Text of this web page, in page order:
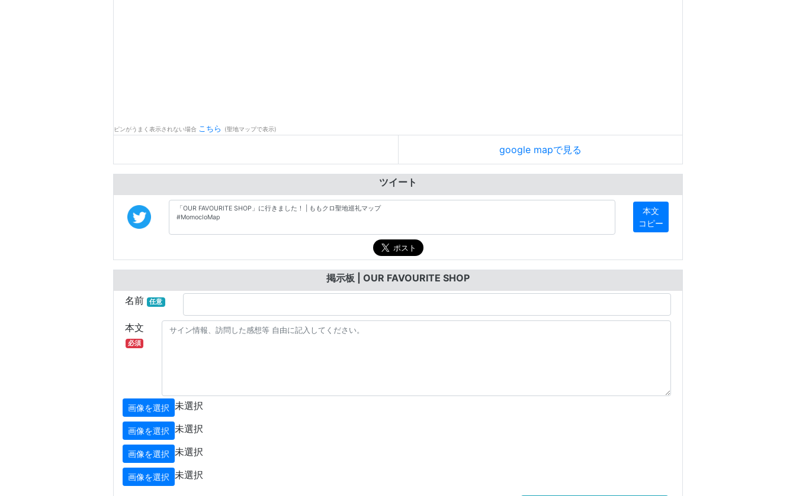
ピンがうまく表示されない場合 こちら (聖地マップで表示)
google mapで見る
ツイート
本文
コピー
掲示板 | OUR FAVOURITE SHOP
名前
任意
本文
必須
画像を選択 未選択
画像を選択 未選択
画像を選択 未選択
画像を選択 未選択